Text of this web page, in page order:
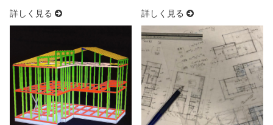
詳しく見る
詳しく見る